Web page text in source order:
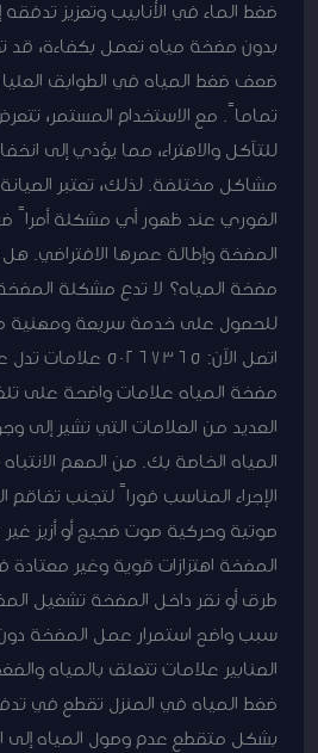
ضغط الماء في الأنابيب وتعزيز تدفقه
بدون مضخة مياه تعمل بكفاءة،
ضعف ضغط المياه في الطوابق العليا
تماماً. مع الاستخدام المستمر،
للتآكل والاهتراء، مما يؤدي إلى
مشاكل مختلفة. لذلك، تعتبر الصيانة
الفوري عند ظهور أي مشكلة أمراً
المضخة وإطالة عمرها الافتراضي.
مضخة المياه؟ لا تدع مشكلة المضخة
للحصول على خدمة سريعة ومهنية
اتصل الآن:
مضخة المياه علامات واضحة على
العديد من العلامات التي تشير
المياه الخاصة بك. من المهم
الإجراء المناسب فوراً لتجنب
صوتية وحركية صوت ضجيج أو أزيز غير
المضخة اهتزازات قوية وغير
طرق أو نقر داخل المضخة تشغيل
سبب واضح استمرار عمل المضخة
الصنابير علامات تتعلق بالمياه
ضغط المياه في المنزل تقطع في
بشكل متقطع عدم وصول المياه إلى